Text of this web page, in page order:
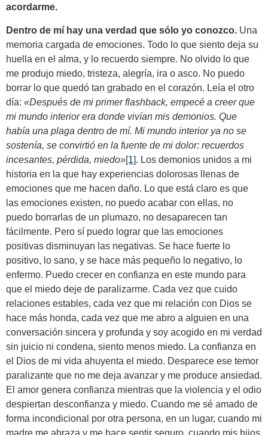
acordarme.
Dentro de mí hay una verdad que sólo yo conozco. Una
memoria cargada de emociones. Todo lo que siento deja su
huella en el alma, y lo recuerdo siempre. No olvido lo que
me produjo miedo, tristeza, alegría, ira o asco. No puedo
borrar lo que quedó tan grabado en el corazón. Leía el otro
día: «Después de mi primer flashback, empecé a creer que
mi mundo interior era donde vivían mis demonios. Que
había una plaga dentro de mí. Mi mundo interior ya no se
sostenía, se convirtió en la fuente de mi dolor: recuerdos
incesantes, pérdida, miedo»[1]. Los demonios unidos a mi
historia en la que hay experiencias dolorosas llenas de
emociones que me hacen daño. Lo que está claro es que
las emociones existen, no puedo acabar con ellas, no
puedo borrarlas de un plumazo, no desaparecen tan
fácilmente. Pero sí puedo lograr que las emociones
positivas disminuyan las negativas. Se hace fuerte lo
positivo, lo sano, y se hace más pequeño lo negativo, lo
enfermo. Puedo crecer en confianza en este mundo para
que el miedo deje de paralizarme. Cada vez que cuido
relaciones estables, cada vez que mi relación con Dios se
hace más honda, cada vez que me abro a alguien en una
conversación sincera y profunda y soy acogido en mi verdad
sin juicio ni condena, siento menos miedo. La confianza en
el Dios de mi vida ahuyenta el miedo. Desparece ese temor
paralizante que no me deja avanzar y me produce ansiedad.
El amor genera confianza mientras que la violencia y el odio
despiertan desconfianza y miedo. Cuando me sé amado de
forma incondicional por otra persona, en un lugar, cuando mi
madre me abraza y me hace sentir seguro, cuando mis hijos